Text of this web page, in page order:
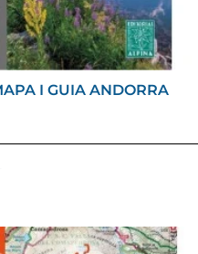
I GUIA ANDORRA